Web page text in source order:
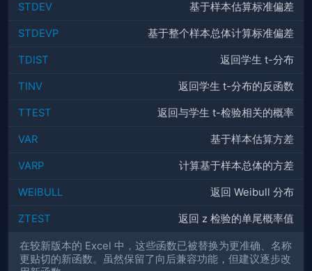
STDEV 基于样本估算标准偏差
STDEVP 基于整个样本总体计算标准偏差
TDIST 返回学生 t-分布
TINV 返回学生 t-分布的反函数
TTEST 返回与学生 t-检验相关的概率
VAR 基于样本估算方差
VARP 计算基于样本总体的方差
WEIBULL 返回 Weibull 分布
ZTEST 返回 z 检验的单尾概率值
在较新版本的 Excel 中，这些函数已被替换为更准确、名称
更贴切的新函数。虽然保留了向后兼容功能，但建议逐步改